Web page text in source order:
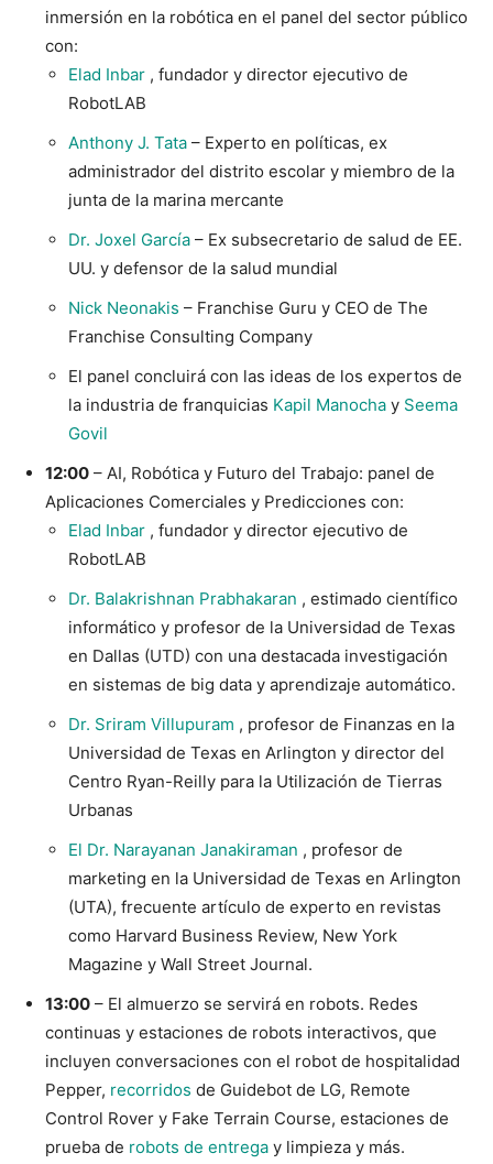
inmersión en la robótica en el panel del sector público
con:
Elad Inbar , fundador y director ejecutivo de
RobotLAB
Anthony J. Tata – Experto en políticas, ex
administrador del distrito escolar y miembro de la
junta de la marina mercante
Dr. Joxel García – Ex subsecretario de salud de EE.
UU. y defensor de la salud mundial
Nick Neonakis – Franchise Guru y CEO de The
Franchise Consulting Company
El panel concluirá con las ideas de los expertos de
la industria de franquicias Kapil Manocha y Seema
Govil
12:00 – AI, Robótica y Futuro del Trabajo: panel de
Aplicaciones Comerciales y Predicciones con:
Elad Inbar , fundador y director ejecutivo de
RobotLAB
Dr. Balakrishnan Prabhakaran , estimado científico
informático y profesor de la Universidad de Texas
en Dallas (UTD) con una destacada investigación
en sistemas de big data y aprendizaje automático.
Dr. Sriram Villupuram , profesor de Finanzas en la
Universidad de Texas en Arlington y director del
Centro Ryan-Reilly para la Utilización de Tierras
Urbanas
El Dr. Narayanan Janakiraman , profesor de
marketing en la Universidad de Texas en Arlington
(UTA), frecuente artículo de experto en revistas
como Harvard Business Review, New York
Magazine y Wall Street Journal.
13:00 – El almuerzo se servirá en robots. Redes
continuas y estaciones de robots interactivos, que
incluyen conversaciones con el robot de hospitalidad
Pepper, recorridos de Guidebot de LG, Remote
Control Rover y Fake Terrain Course, estaciones de
prueba de robots de entrega y limpieza y más.